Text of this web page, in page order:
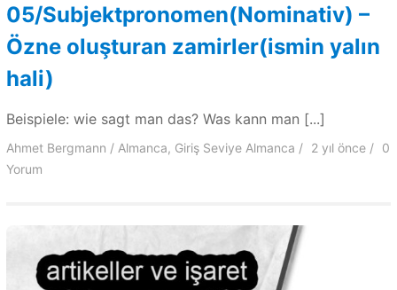
05/Subjektpronomen(Nominativ) –
Özne oluşturan zamirler(ismin yalın
hali)
Beispiele: wie sagt man das? Was kann man [...]
Ahmet Bergmann Almanca, Giriş Seviye Almanca 2 yılönce
0
Yorum